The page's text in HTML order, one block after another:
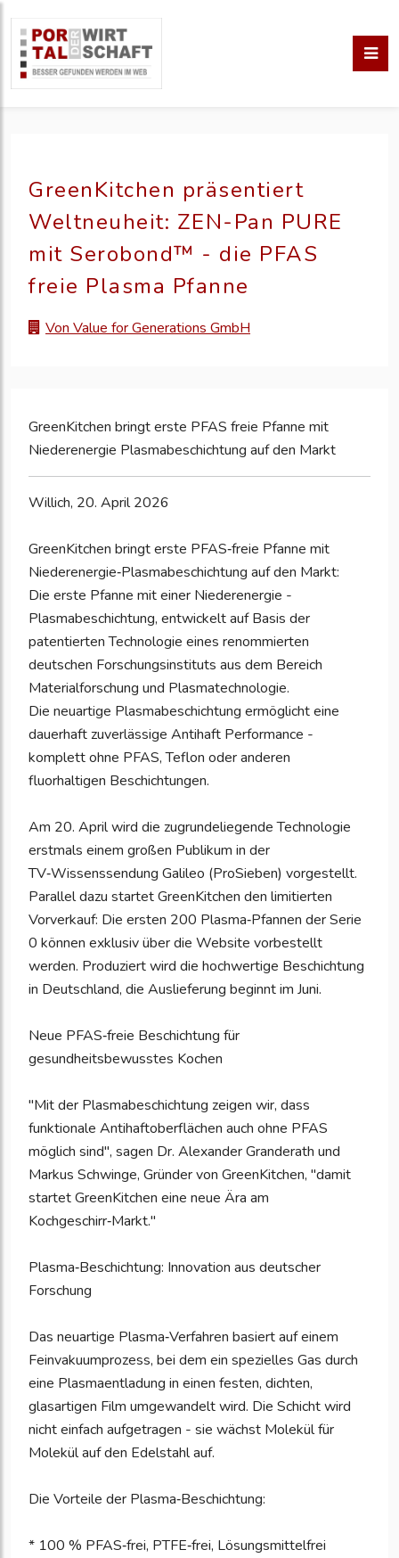
GreenKitchen präsentiert
Weltneuheit: ZEN-Pan PURE
mit Serobond™ - die PFAS
freie Plasma Pfanne
Von Value for Generations GmbH
GreenKitchen bringt erste PFAS freie Pfanne mit
Niederenergie Plasmabeschichtung auf den Markt
Willich, 20. April 2026
GreenKitchen bringt erste PFAS‑freie Pfanne mit
Niederenergie‑Plasmabeschichtung auf den Markt:
Die erste Pfanne mit einer Niederenergie -
Plasmabeschichtung, entwickelt auf Basis der
patentierten Technologie eines renommierten
deutschen Forschungsinstituts aus dem Bereich
Materialforschung und Plasmatechnologie.
Die neuartige Plasmabeschichtung ermöglicht eine
dauerhaft zuverlässige Antihaft Performance -
komplett ohne PFAS, Teflon oder anderen
fluorhaltigen Beschichtungen.
Am 20. April wird die zugrundeliegende Technologie
erstmals einem großen Publikum in der
TV‑Wissenssendung Galileo (ProSieben) vorgestellt.
Parallel dazu startet GreenKitchen den limitierten
Vorverkauf: Die ersten 200 Plasma‑Pfannen der Serie
0 können exklusiv über die Website vorbestellt
werden. Produziert wird die hochwertige Beschichtung
in Deutschland, die Auslieferung beginnt im Juni.
Neue PFAS‑freie Beschichtung für
gesundheitsbewusstes Kochen
"Mit der Plasmabeschichtung zeigen wir, dass
funktionale Antihaftoberflächen auch ohne PFAS
möglich sind", sagen Dr. Alexander Granderath und
Markus Schwinge, Gründer von GreenKitchen, "damit
startet GreenKitchen eine neue Ära am
Kochgeschirr‑Markt."
Plasma‑Beschichtung: Innovation aus deutscher
Forschung
Das neuartige Plasma‑Verfahren basiert auf einem
Feinvakuumprozess, bei dem ein spezielles Gas durch
eine Plasmaentladung in einen festen, dichten,
glasartigen Film umgewandelt wird. Die Schicht wird
nicht einfach aufgetragen - sie wächst Molekül für
Molekül auf den Edelstahl auf.
Die Vorteile der Plasma‑Beschichtung:
* 100 % PFAS‑frei, PTFE‑frei, Lösungsmittelfrei